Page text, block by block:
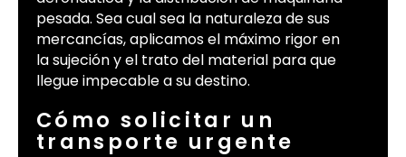
pesada. Sea cual sea la naturaleza de sus
mercancías, aplicamos el máximo rigor en
la sujeción y el trato del material para que
llegue impecable a su destino.
Cómo solicitar un
transporte urgente